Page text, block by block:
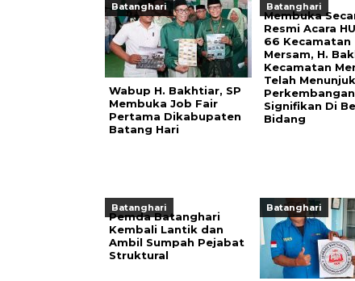
Batanghari
Wabup H. Bakhtiar, SP
Membuka Job Fair
Pertama Dikabupaten
Batang Hari
Batanghari
Membuka
Resmi Acara
66 Kecamatan
Mersam, H.
Kecamatan
Telah
Perkembangan
Signifikan Di
Bidang
Batanghari
Pemda Batanghari
Kembali Lantik dan
Ambil Sumpah Pejabat
Struktural
Batanghari